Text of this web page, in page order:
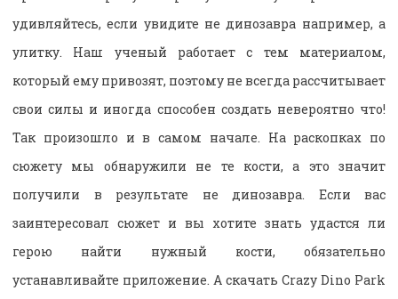
удивляйтесь, если увидите не динозавра например, а
улитку. Наш ученый работает с тем материалом,
который ему привозят, поэтому не всегда рассчитывает
свои силы и иногда способен создать невероятно что!
Так произошло и в самом начале. На раскопках по
сюжету мы обнаружили не те кости, а это значит
получили в результате не динозавра. Если вас
заинтересовал сюжет и вы хотите знать удастся ли
герою найти нужный кости, обязательно
устанавливайте приложение. А скачать Crazy Dino Park